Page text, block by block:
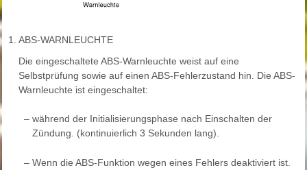
1. ABS-WARNLEUCHTE
Die eingeschaltete ABS-Warnleuchte weist auf eine
Selbstprüfung sowie auf einen ABS-Fehlerzustand hin. Die ABS-
Warnleuchte ist eingeschaltet:
– während der Initialisierungsphase nach Einschalten der
Zündung. (kontinuierlich 3 Sekunden lang).
– Wenn die ABS-Funktion wegen eines Fehlers deaktiviert ist.